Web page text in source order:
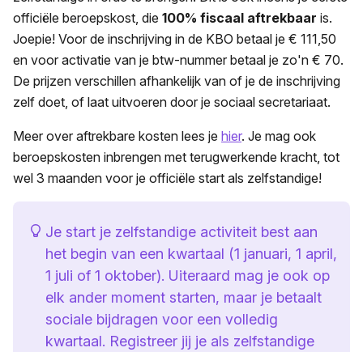
officiële beroepskost, die 100% fiscaal aftrekbaar is.
Joepie! Voor de inschrijving in de KBO betaal je € 111,50
en voor activatie van je btw-nummer betaal je zo'n € 70.
De prijzen verschillen afhankelijk van of je de inschrijving
zelf doet, of laat uitvoeren door je sociaal secretariaat.
Meer over aftrekbare kosten lees je hier. Je mag ook
beroepskosten inbrengen met terugwerkende kracht, tot
wel 3 maanden voor je officiële start als zelfstandige!
Je start je zelfstandige activiteit best aan
het begin van een kwartaal (1 januari, 1 april,
1 juli of 1 oktober). Uiteraard mag je ook op
elk ander moment starten, maar je betaalt
sociale bijdragen voor een volledig
kwartaal. Registreer jij je als zelfstandige